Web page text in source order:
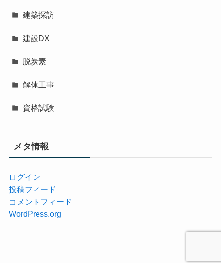
建築探訪
建設DX
脱炭素
解体工事
資格試験
メタ情報
ログイン
投稿フィード
コメントフィード
WordPress.org